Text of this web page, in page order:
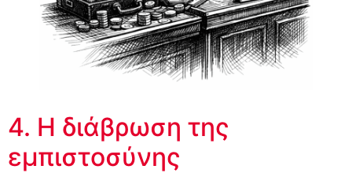
4. Η διάβρωση της
εμπιστοσύνης